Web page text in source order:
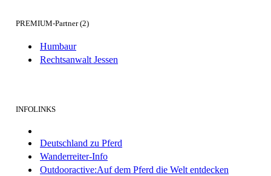
PREMIUM-Partner (2)
Humbaur
Rechtsanwalt Jessen
INFOLINKS
Deutschland zu Pferd
Wanderreiter-Info
Outdooractive:Auf dem Pferd die Welt entdecken